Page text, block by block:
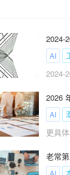
AI
2024-
AI
更具